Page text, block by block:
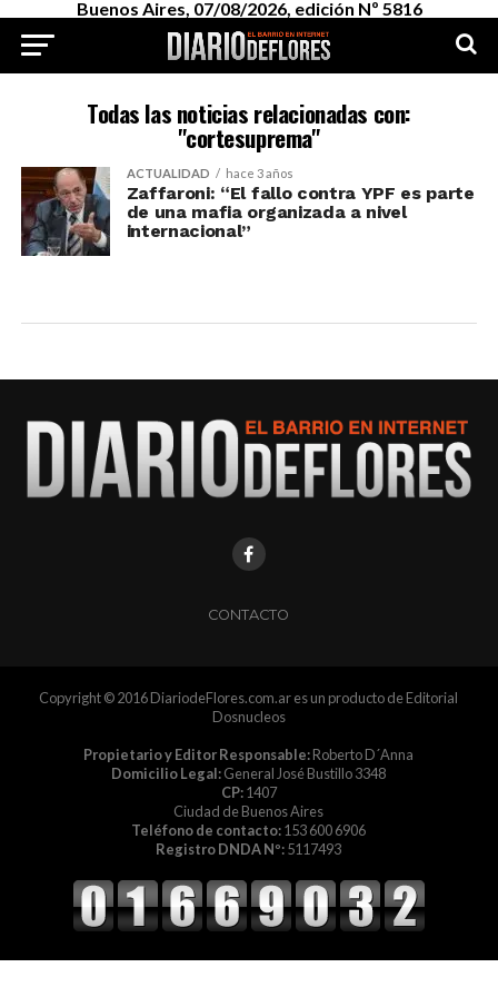
Buenos Aires, 07/08/2026, edición Nº 5816
Todas las noticias relacionadas con:
"cortesuprema"
ACTUALIDAD hace 3 años
Zaffaroni: “El fallo contra YPF es parte
de una mafia organizada a nivel
internacional”
CONTACTO
Copyright © 2016 DiariodeFlores.com.ar es un producto de Editorial
Dosnucleos
Propietario y Editor Responsable:Roberto D´Anna
Domicilio Legal:General José Bustillo 3348
CP:1407
Ciudad de Buenos Aires
Teléfono de contacto:153 600 6906
Registro DNDA Nº:5117493